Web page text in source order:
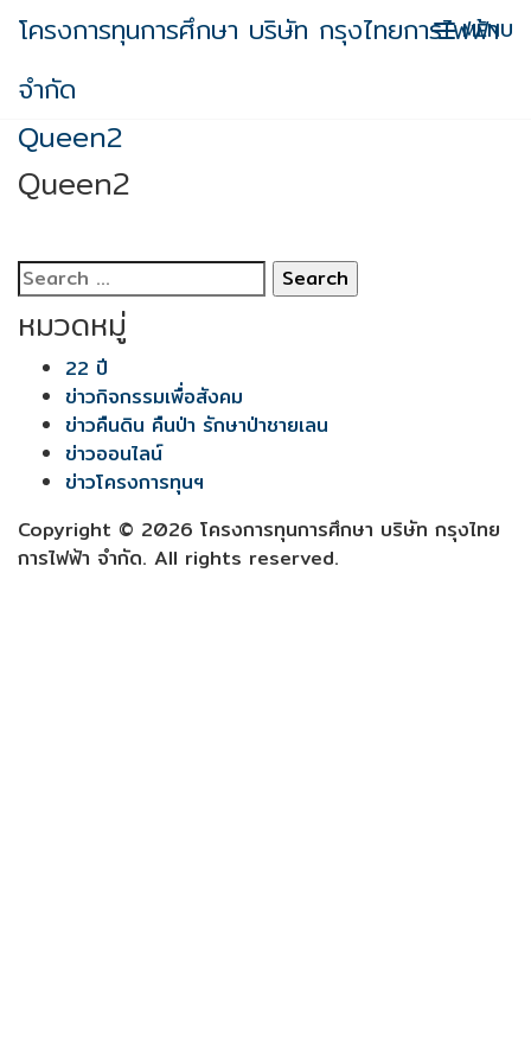
Skip
content
โครงการทุนการศึกษา บริษัท กรุงไทยการไฟฟ้า
จำกัด
MENU
Queen2
Queen2
Search
for:
หมวดหมู่
22 ปี
ข่าวกิจกรรมเพื่อสังคม
ข่าวคืนดิน คืนป่า รักษาป่าชายเลน
ข่าวออนไลน์
ข่าวโครงการทุนฯ
Copyright © 2026 โครงการทุนการศึกษา บริษัท กรุงไทย
การไฟฟ้า จำกัด. All rights reserved.